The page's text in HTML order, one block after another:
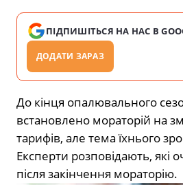
ПІДПИШІТЬСЯ НА НАС В
ДОДАТИ ЗАРАЗ
До кінця опалювального
встановлено мораторій на
тарифів, але тема їхнього
Експерти розповідають, які
після закінчення мораторію.